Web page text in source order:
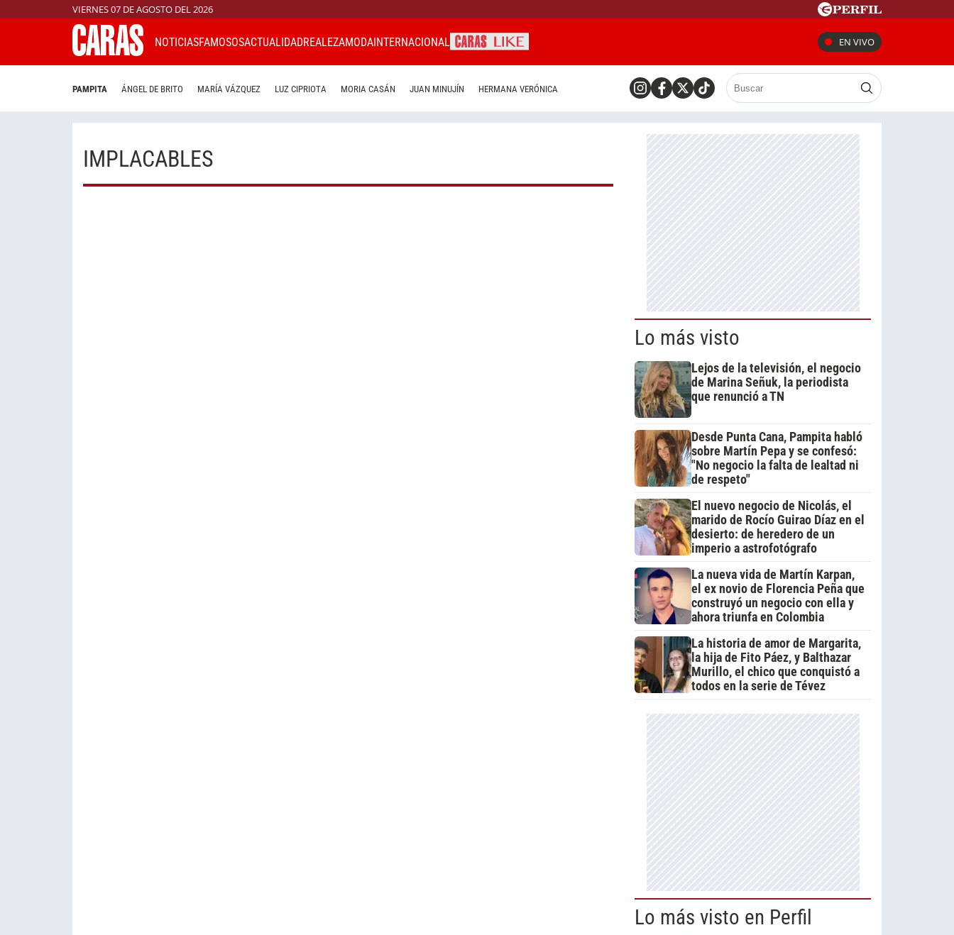
VIERNES 07 DE AGOSTO DEL 2026
NOTICIASFAMOSOSACTUALIDADREALEZAMODAINTERNACIONAL EN VIVO
PAMPITA ÁNGEL DE BRITO MARÍA VÁZQUEZ LUZ CIPRIOTA MORIA CASÁN JUAN MINUJÍN HERMANA VERÓNICA
IMPLACABLES
Lo más visto
Lejos de la televisión, el negocio
de Marina Señuk, la periodista
que renunció a TN
Desde Punta Cana, Pampita habló
sobre Martín Pepa y se confesó:
"No negocio la falta de lealtad ni
de respeto"
El nuevo negocio de Nicolás, el
marido de Rocío Guirao Díaz en el
desierto: de heredero de un
imperio a astrofotógrafo
La nueva vida de Martín Karpan,
el ex novio de Florencia Peña que
construyó un negocio con ella y
ahora triunfa en Colombia
La historia de amor de Margarita,
la hija de Fito Páez, y Balthazar
Murillo, el chico que conquistó a
todos en la serie de Tévez
Lo más visto en Perfil